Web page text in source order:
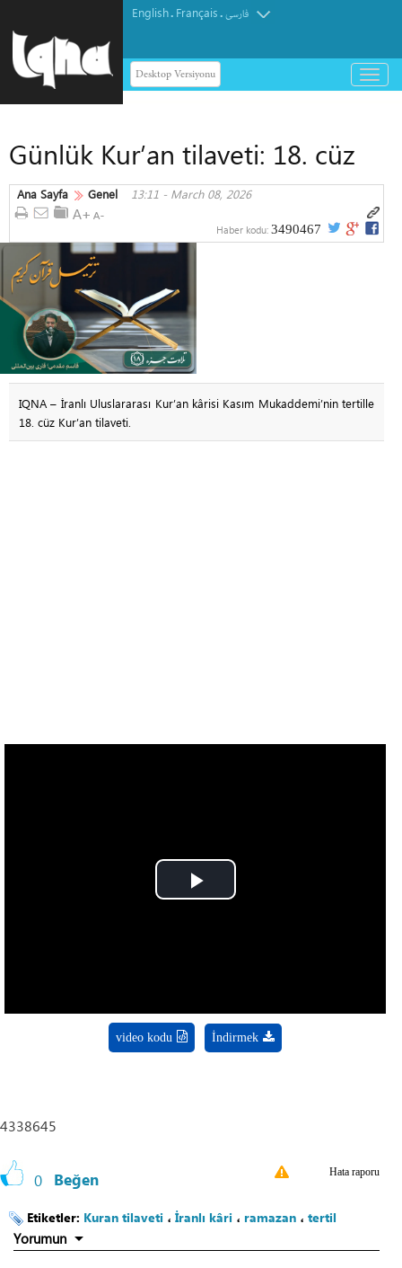
English. Français.فارسی
Desktop Versiyonu
باز
و
Günlük Kur’an tilaveti: 18. cüz
Ana Sayfa Genel 13:11 - March 08, 2026
Haber kodu: 3490467
IQNA – İranlı Uluslararası Kur’an kârisi Kasım Mukaddemi’nin tertille
18. cüz Kur’an tilaveti.
Play
video kodu İndirmek
4338645
0 Beğen Hata raporu
Etiketler: Kuran tilaveti ، İranlı kâri ، ramazan ، tertil
Yorumun